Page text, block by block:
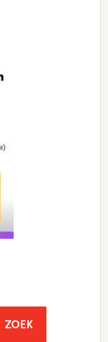
ZOEKSEARCH